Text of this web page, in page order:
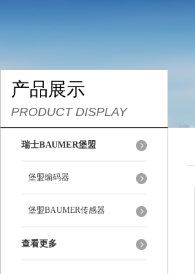
产品展示
PRODUCT DISPLAY
瑞士BAUMER堡盟
堡盟编码器
堡盟BAUMER传感器
查看更多